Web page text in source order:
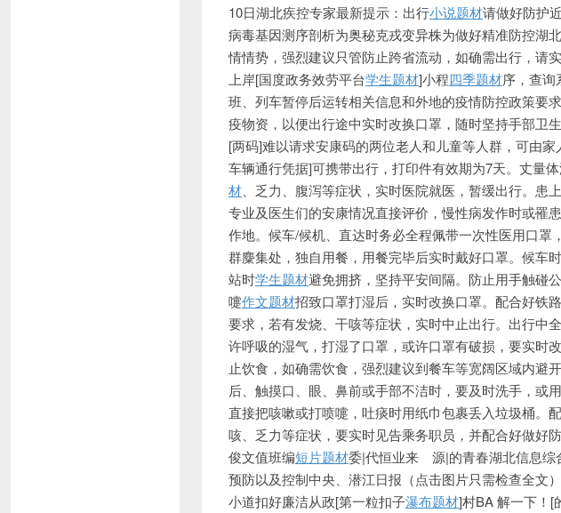
10日湖北疾控专家最新提示：出行小说题材请做好防护
病毒基因测序剖析为奥秘克戎变异株为做好精准防控湖
情情势，强烈建议只管防止跨省流动，如确需出行，请
上岸[国度政务效劳平台学生题材]小程四季题材序，查
班、列车暂停后运转相关信息和外地的疫情防控政策要
疫物资，以便出行途中实时改换口罩，随时坚持手部卫
[两码]难以请求安康码的两位老人和儿童等人群，可由
车辆通行凭据]可携带出行，打印件有效期为7天。丈量
材 、乏力、腹泻等症状，实时医院就医，暂缓出行。
专业及医生们的安康情况直接评价，慢性病发作时或罹
作地。候车/候机、直达时务必全程佩带一次性医用口罩
群麋集处，独自用餐，用餐完毕后实时戴好口罩。候车
站时学生题材避免拥挤，坚持平安间隔。防止用手触碰
嚏作文题材招致口罩打湿后，实时改换口罩。配合好铁路
要求，若有发烧、干咳等症状，实时中止出行。出行中
许呼吸的湿气，打湿了口罩，或许口罩有破损，要实时
止饮食，如确需饮食，强烈建议到餐车等宽阔区域内避
后、触摸口、眼、鼻前或手部不洁时，要及时洗手，或
直接把咳嗽或打喷嚏，吐痰时用纸巾包裹丢入垃圾桶。
咳、乏力等症状，要实时见告乘务职员，并配合好做
俊文值班编短片题材委|代恒业来 源|的青春湖北信息综
预防以及控制中央、潜江日报（点击图片只需检查全文
小道扣好廉洁从政[第一粒扣子瀑布题材]村BA 解一下！[